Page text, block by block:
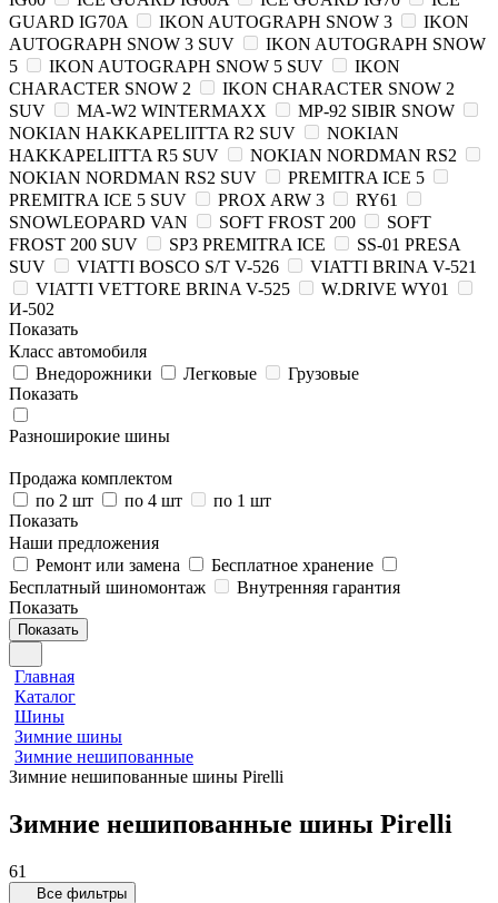
GUARD IG70A
IKON AUTOGRAPH SNOW 3
IKON
AUTOGRAPH SNOW 3 SUV
IKON AUTOGRAPH SNOW
5
IKON AUTOGRAPH SNOW 5 SUV
IKON
CHARACTER SNOW 2
IKON CHARACTER SNOW 2
SUV
MA-W2 WINTERMAXX
MP-92 SIBIR SNOW
NOKIAN HAKKAPELIITTA R2 SUV
NOKIAN
HAKKAPELIITTA R5 SUV
NOKIAN NORDMAN RS2
NOKIAN NORDMAN RS2 SUV
PREMITRA ICE 5
PREMITRA ICE 5 SUV
PROX ARW 3
RY61
SNOWLEOPARD VAN
SOFT FROST 200
SOFT
FROST 200 SUV
SP3 PREMITRA ICE
SS-01 PRESA
SUV
VIATTI BOSCO S/T V-526
VIATTI BRINA V-521
VIATTI VETTORE BRINA V-525
W.DRIVE WY01
И-502
Показать
Класс автомобиля
Внедорожники
Легковые
Грузовые
Показать
Разноширокие шины
Продажа комплектом
по 2 шт
по 4 шт
по 1 шт
Показать
Наши предложения
Ремонт или замена
Бесплатное хранение
Бесплатный шиномонтаж
Внутренняя гарантия
Показать
Показать
Главная
Каталог
Шины
Зимние шины
Зимние нешипованные
Зимние нешипованные шины Pirelli
Зимние нешипованные шины Pirelli
61
Все фильтры